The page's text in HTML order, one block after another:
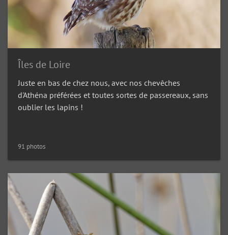
Îles de Loire
Juste en bas de chez nous, avec nos chevêches
d'Athéna préférées et toutes sortes de passereaux, sans
oublier les lapins !
91 photos